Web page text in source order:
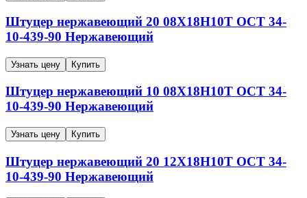
Штуцер нержавеющий 20 08Х18Н10Т ОСТ 34-
10-439-90 Нержавеющий
Узнать цену Купить
Штуцер нержавеющий 10 08Х18Н10Т ОСТ 34-
10-439-90 Нержавеющий
Узнать цену Купить
Штуцер нержавеющий 20 12Х18Н10Т ОСТ 34-
10-439-90 Нержавеющий